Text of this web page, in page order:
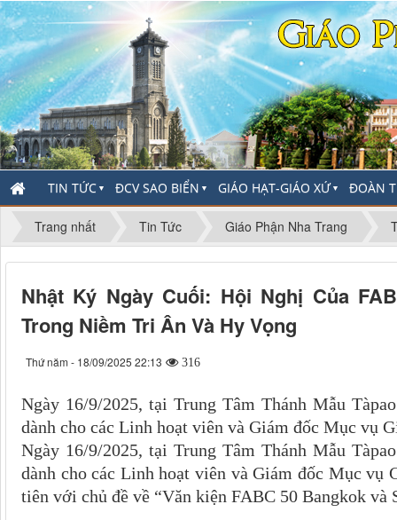
TIN TỨC ▼ ĐCV SAO BIỂN ▼ GIÁO HẠT-GIÁO XỨ▼ ĐOÀN
Trang nhất Tin Tức Giáo Phận Nha Trang
Nhật Ký Ngày Cuối: Hội Nghị Của
Trong Niềm Tri Ân Và Hy Vọng
Thứ năm - 18/09/2025 22:13 316
Ngày 16/9/2025, tại Trung Tâm Thánh Mẫu
dành cho các Linh hoạt viên và Giám đốc Mục vụ
Ngày 16/9/2025, tại Trung Tâm Thánh Mẫu
dành cho các Linh hoạt viên và Giám đốc Mục
tiên với chủ đề về “Văn kiện FABC 50 Bangkok và